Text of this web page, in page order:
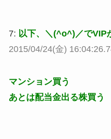
7: 以下、＼(^o^)／でVIP
2015/04/24(金)
マンション買う
あとは配当金出る株買う